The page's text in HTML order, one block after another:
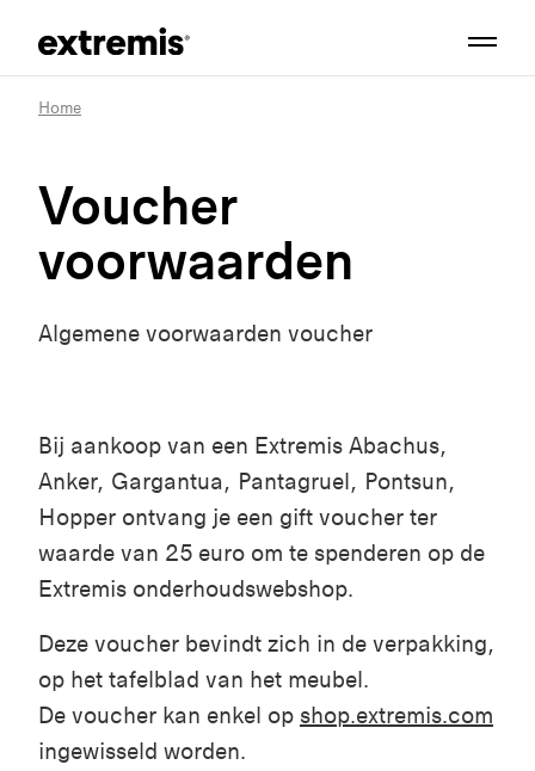
Home
Voucher
voorwaarden
Algemene voorwaarden voucher
Bij aankoop van een Extremis Abachus,
Anker, Gargantua, Pantagruel, Pontsun,
Hopper ontvang je een gift voucher ter
waarde van 25 euro om te spenderen op de
Extremis onderhoudswebshop.
Deze voucher bevindt zich in de verpakking,
op het tafelblad van het meubel.
De voucher kan enkel op shop.extremis.com
ingewisseld worden.